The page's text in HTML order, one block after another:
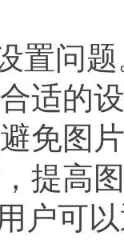
置问
适的
免图
提高
户可